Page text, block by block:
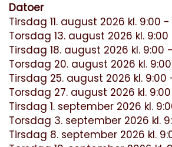
Datoer
Tirsdag 11. august 2026 kl. 9:00 -
Torsdag 13. august 2026 kl. 9:00
Tirsdag 18. august 2026 kl. 9:00 -
Torsdag 20. august 2026 kl. 9:00
Tirsdag 25. august 2026 kl. 9:00 -
Torsdag 27. august 2026 kl. 9:00
Tirsdag 1. september 2026 kl.
Torsdag 3. september 2026 kl.
Tirsdag 8. september 2026 kl.